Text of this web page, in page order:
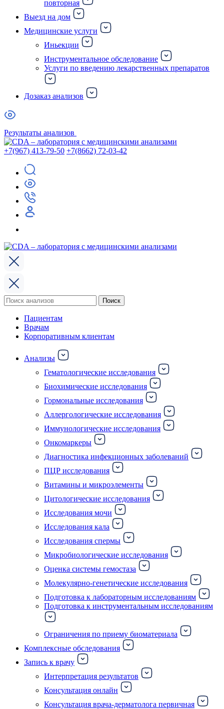
повторная
Выезд на дом
Медицинские услуги
Иньекции
Инструментальное обследование
Услуги по введению лекарственных препаратов
Дозаказ анализов
Результаты анализов
+7(967) 413-79-50 +7(8662) 72-03-42
Поиск
по:
Поиск
Пациентам
Врачам
Корпоративным клиентам
Анализы
Гематологические исследования
Биохимические исследования
Гормональные исследования
Аллергологические исследования
Иммунологические исследования
Онкомаркеры
Диагностика инфекционных заболеваний
ПЦР исследования
Витамины и микроэлементы
Цитологические исследования
Исследования мочи
Исследования кала
Исследования спермы
Микробиологические исследования
Оценка системы гемостаза
Молекулярно-генетические исследования
Подготовка к лабораторным исследованиям
Подготовка к инструментальным исследованиям
Ограничения по приему биоматериала
Комплексные обследования
Запись к врачу
Интерпретация результатов
Консультация онлайн
Консультация врача-дерматолога первичная